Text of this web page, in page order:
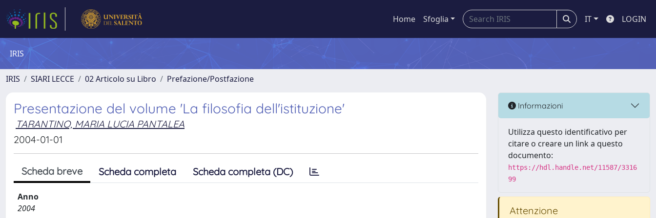
Home Sfoglia IT LOGIN
IRIS
IRIS SIARI LECCE 02 Articolo su Libro Prefazione/Postfazione
Presentazione del volume 'La filosofia dell'istituzione'
TARANTINO, MARIA LUCIA PANTALEA
2004-01-01
Scheda breve Scheda completa Scheda completa (DC)
Anno
2004
Informazioni
Utilizza questo identificativo per
citare o creare un link a questo
documento:
https://hdl.handle.net/11587/3316
99
Attenzione